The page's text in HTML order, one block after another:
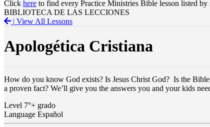
Click here to find every Practice Ministries Bible lesson listed
BIBLIOTECA DE LAS LECCIONES
| View All Lessons
Apologética Cristiana
How do you know God exists? Is Jesus Christ God? Is the
a proven fact? We’ll give you the answers you and your kids
Level 7°+ grado
Language Español